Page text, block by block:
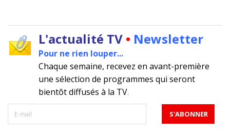
L'actualité TV • Newsletter
Pour ne rien louper...
Chaque semaine, recevez en avant-première
une sélection de programmes qui seront
bientôt diffusés à la TV.